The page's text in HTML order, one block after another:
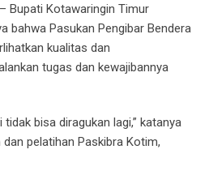
– Bupati Kotawaringin Timur
bahwa Pasukan Pengibar Bendera
kualitas dan
tugas dan kewajibannya
bisa diragukan lagi,” katanya
pelatihan Paskibra Kotim,